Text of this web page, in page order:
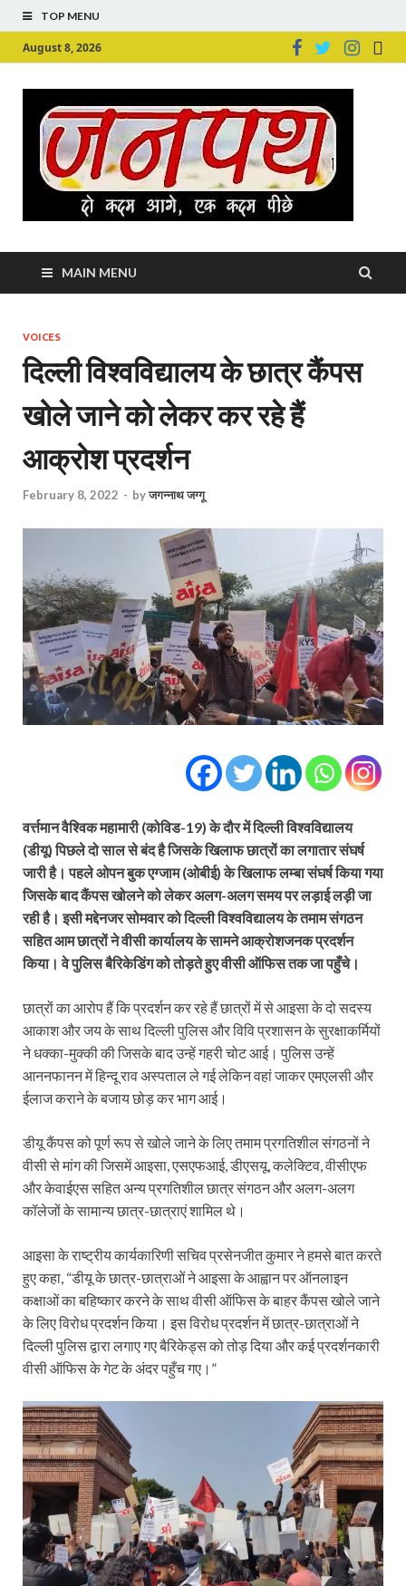
TOP MENU
August 8, 2026
MAIN MENU
VOICES
दिल्ली विश्वविद्यालय के छात्र कैंपस
खोले जाने को लेकर कर रहे हैं
आक्रोश प्रदर्शन
February 8, 2022 - byजगन्नाथ जग्गू
वर्त्तमान वैश्विक महामारी (कोविड-19) के दौर में दिल्ली विश्वविद्यालय
(डीयू) पिछले दो साल से बंद है जिसके खिलाफ छात्रों का लगातार संघर्ष
जारी है। पहले ओपन बुक एग्जाम (ओबीई) के खिलाफ लम्बा संघर्ष किया गया
जिसके बाद कैंपस खोलने को लेकर अलग-अलग समय पर लड़ाई लड़ी जा
रही है। इसी मद्देनजर सोमवार को दिल्ली विश्वविद्यालय के तमाम संगठन
सहित आम छात्रों ने वीसी कार्यालय के सामने आक्रोशजनक प्रदर्शन
किया। वे पुलिस बैरिकेडिंग को तोड़ते हुए वीसी ऑफिस तक जा पहुँचे।
छात्रों का आरोप हैं कि प्रदर्शन कर रहे हैं छात्रों में से आइसा के दो सदस्य
आकाश और जय के साथ दिल्ली पुलिस और विवि प्रशासन के सुरक्षाकर्मियों
ने धक्का-मुक्की की जिसके बाद उन्हें गहरी चोट आई। पुलिस उन्हें
आननफानन में हिन्दू राव अस्पताल ले गई लेकिन वहां जाकर एमएलसी और
ईलाज कराने के बजाय छोड़ कर भाग आई।
डीयू कैंपस को पूर्ण रूप से खोले जाने के लिए तमाम प्रगतिशील संगठनों ने
वीसी से मांग की जिसमें आइसा, एसएफआई, डीएसयू, कलेक्टिव, वीसीएफ
और केवाईएस सहित अन्य प्रगतिशील छात्र संगठन और अलग-अलग
कॉलेजों के सामान्य छात्र-छात्राएं शामिल थे।
आइसा के राष्ट्रीय कार्यकारिणी सचिव प्रसेनजीत कुमार ने हमसे बात करते
हुए कहा, “डीयू के छात्र-छात्राओं ने आइसा के आह्वान पर ऑनलाइन
कक्षाओं का बहिष्कार करने के साथ वीसी ऑफिस के बाहर कैंपस खोले जाने
के लिए विरोध प्रदर्शन किया। इस विरोध प्रदर्शन में छात्र-छात्राओं ने
दिल्ली पुलिस द्वारा लगाए गए बैरिकेड्स को तोड़ दिया और कई प्रदर्शनकारी
वीसी ऑफिस के गेट के अंदर पहुँच गए।”